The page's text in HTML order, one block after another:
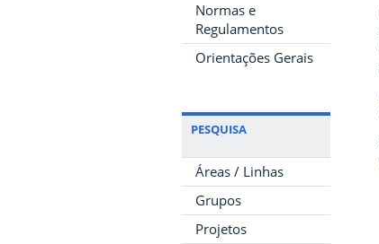
Normas e
Regulamentos
Orientações Gerais
PESQUISA
Áreas / Linhas
Grupos
Projetos